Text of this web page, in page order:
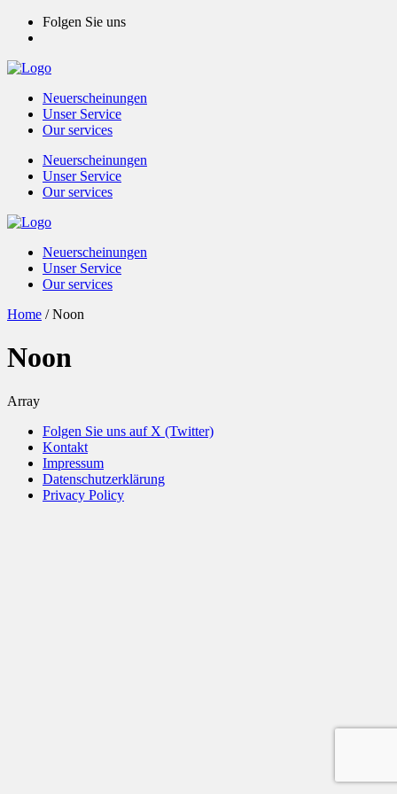
Folgen Sie uns
Neuerscheinungen
Unser Service
Our services
Neuerscheinungen
Unser Service
Our services
Neuerscheinungen
Unser Service
Our services
Home /Noon
Noon
Array
Folgen Sie uns auf X (Twitter)
Kontakt
Impressum
Datenschutzerklärung
Privacy Policy